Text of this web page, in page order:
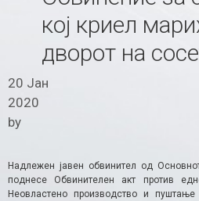
кој криел
дворот на
20 Јан
2020
by
Надлежен јавен обвинител од
поднесе Обвинителен акт против
Неовластено производство и